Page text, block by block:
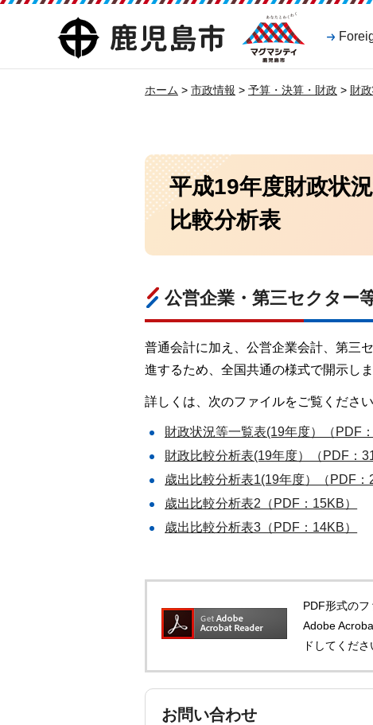
鹿児島市
マグマシティ
鹿児島市
ホーム > 市政情報 > 予算・決算・財政 > 財
平成19年度財政状
比較分析表
公営企業・第三セクター
普通会計に加え、公営企業会計、第三
進するため、全国共通の様式で開示しま
詳しくは、次のファイルをご覧ください
財政状況等一覧表(19年度）（PDF：
財政比較分析表(19年度）（PDF：
歳出比較分析表1(19年度）（PDF：
歳出比較分析表2（PDF：15KB）
歳出比較分析表3（PDF：14KB）
PDF形式の
Adobe
ドしてくださ
お問い合わせ